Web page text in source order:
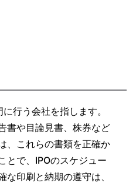
行う会社を指します。
書や目論見書、株券など
、これらの書類を正確か
とで、IPOのスケジュー
な印刷と納期の遵守は、